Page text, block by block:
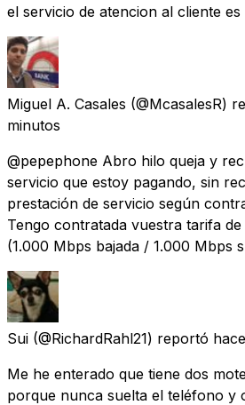
el servicio de atencion al cliente es
Miguel A. Casales (@McasalesR)
minutos
@pepephone Abro hilo queja y
servicio que estoy pagando, sin
prestación de servicio según
Tengo contratada vuestra tarifa
(1.000 Mbps bajada / 1.000 Mbps
Sui (@RichardRahl21) reportó
Me he enterado que tiene dos
porque nunca suelta el teléfono y